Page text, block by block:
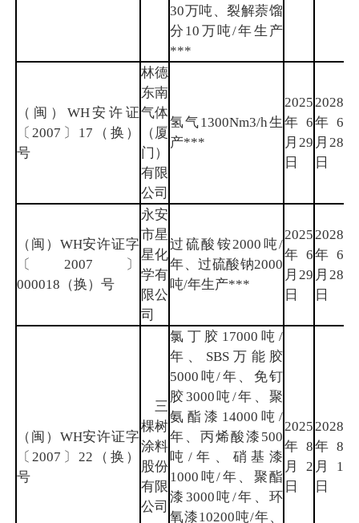
30万吨、裂解萘馏
分10万吨/年生产
***
（闽）WH安许证
〔2007〕17（换）
号
林德
东南
气体
（厦
门）
有限
公司
氢气1300Nm3/h生
产***
2025
年6
月29
日
2028
年6
月28
日
（闽）WH安许证字
〔2007〕
000018（换）号
永安
市星
星化
学有
限公
司
过硫酸铵2000吨/
年、过硫酸钠2000
吨/年生产***
2025
年6
月29
日
2028
年6
月28
日
（闽）WH安许证字
〔2007〕22（换）
号
三
棵树
涂料
股份
有限
公司
氯丁胶17000吨/
年、SBS万能胶
5000吨/年、免钉
胶3000吨/年、聚
氨酯漆14000吨/
年、丙烯酸漆500
吨/年、硝基漆
1000吨/年、聚酯
漆3000吨/年、环
氧漆10200吨/年、
2025
年8
月2
日
2028
年8
月1
日